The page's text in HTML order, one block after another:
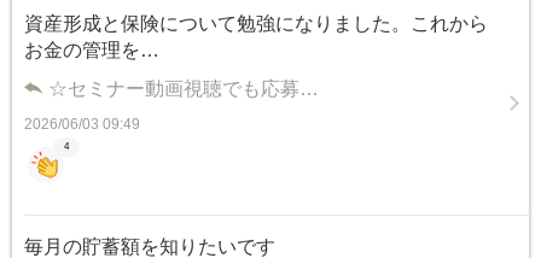
資産形成と保険について勉強になりました。これから
お金の管理を…
☆セミナー動画視聴でも応募…
2026/06/03 09:49
4
毎月の貯蓄額を知りたいです